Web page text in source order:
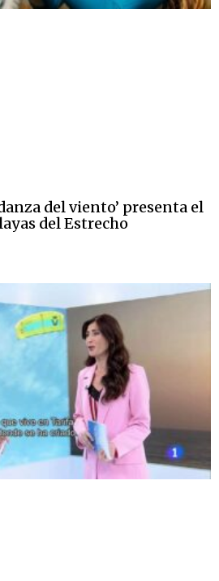
del viento’ presenta el
del Estrecho